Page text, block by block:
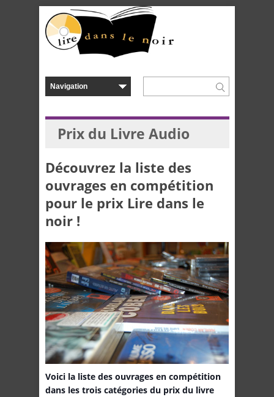
Prix du Livre Audio
Découvrez la liste des
ouvrages en compétition
pour le prix Lire dans le
noir !
Voici la liste des ouvrages en compétition
dans les trois catégories du prix du livre